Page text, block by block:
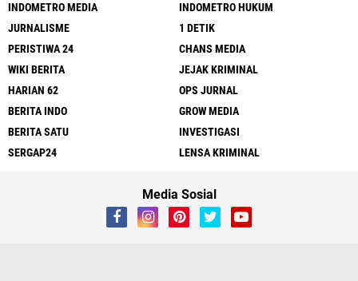
INDOMETRO MEDIA
INDOMETRO HUKUM
JURNALISME
1 DETIK
PERISTIWA 24
CHANS MEDIA
WIKI BERITA
JEJAK KRIMINAL
HARIAN 62
OPS JURNAL
BERITA INDO
GROW MEDIA
BERITA SATU
INVESTIGASI
SERGAP24
LENSA KRIMINAL
Media Sosial